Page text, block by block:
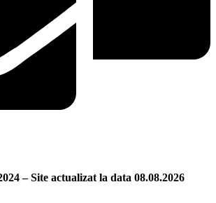
– Site actualizat la data 08.08.2026